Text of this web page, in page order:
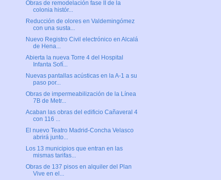
Obras de remodelación fase II de la
colonia histór...
Reducción de olores en Valdemingómez
con una susta...
Nuevo Registro Civil electrónico en Alcalá
de Hena...
Abierta la nueva Torre 4 del Hospital
Infanta Sofí...
Nuevas pantallas acústicas en la A-1 a su
paso por...
Obras de impermeabilización de la Línea
7B de Metr...
Acaban las obras del edificio Cañaveral 4
con 116 ...
El nuevo Teatro Madrid-Concha Velasco
abrirá junto...
Los 13 municipios que entran en las
mismas tarifas...
Obras de 137 pisos en alquiler del Plan
Vive en el...